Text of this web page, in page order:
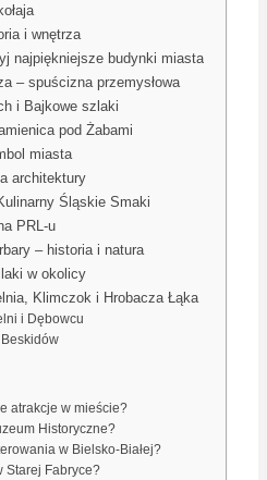
i wnętrza
najpiękniejsze budynki miasta
– spuścizna przemysłowa
i Bajkowe szlaki
pod Żabami
miasta
architektury
Śląskie Smaki
PRL-u
– historia i natura
w okolicy
Klimczok i Hrobacza Łąka
i Dębowcu
atrakcje w mieście?
Historyczne?
w Bielsko-Białej?
Starej Fabryce?